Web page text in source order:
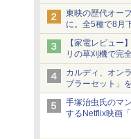
ショーツは1990
東映の歴代オー
に。全5種で8月
【家電レビュー
リの草刈機で完
カルディ、オン
ブラーセット」
当選無効分
手塚治虫氏のマ
するNetflix映画